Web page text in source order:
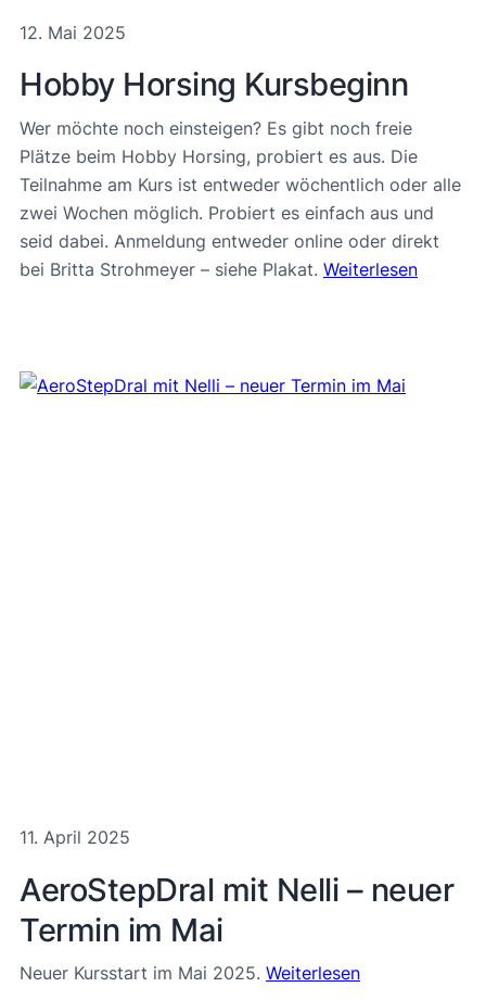
12. Mai 2025
Hobby Horsing Kursbeginn
Wer möchte noch einsteigen? Es gibt noch freie
Plätze beim Hobby Horsing, probiert es aus. Die
Teilnahme am Kurs ist entweder wöchentlich oder alle
zwei Wochen möglich. Probiert es einfach aus und
seid dabei. Anmeldung entweder online oder direkt
bei Britta Strohmeyer – siehe Plakat. Weiterlesen
11. April 2025
AeroStepDral mit Nelli – neuer
Termin im Mai
Neuer Kursstart im Mai 2025. Weiterlesen